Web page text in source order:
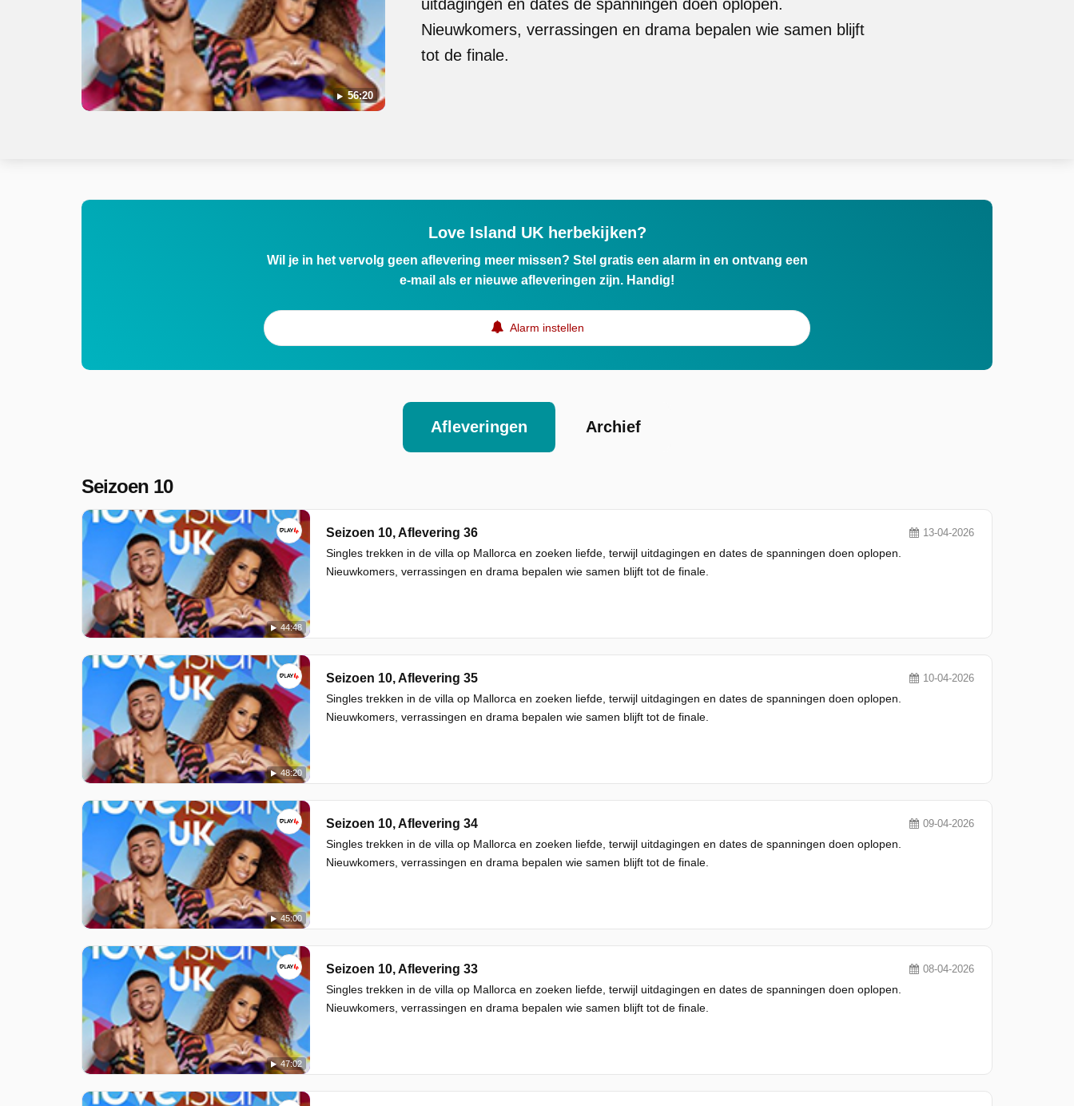
56:20
uitdagingen en dates de spanningen doen oplopen.
Nieuwkomers, verrassingen en drama bepalen wie samen blijft
tot de finale.
Love Island UK herbekijken?
Wil je in het vervolg geen aflevering meer missen? Stel gratis een alarm in en ontvang een
e-mail als er nieuwe afleveringen zijn. Handig!
Alarm instellen
Afleveringen Archief
Seizoen 10
44:48
Seizoen 10, Aflevering 36 13-04-2026
Singles trekken in de villa op Mallorca en zoeken liefde, terwijl uitdagingen en dates de spanningen doen oplopen.
Nieuwkomers, verrassingen en drama bepalen wie samen blijft tot de finale.
48:20
Seizoen 10, Aflevering 35 10-04-2026
Singles trekken in de villa op Mallorca en zoeken liefde, terwijl uitdagingen en dates de spanningen doen oplopen.
Nieuwkomers, verrassingen en drama bepalen wie samen blijft tot de finale.
45:00
Seizoen 10, Aflevering 34 09-04-2026
Singles trekken in de villa op Mallorca en zoeken liefde, terwijl uitdagingen en dates de spanningen doen oplopen.
Nieuwkomers, verrassingen en drama bepalen wie samen blijft tot de finale.
47:02
Seizoen 10, Aflevering 33 08-04-2026
Singles trekken in de villa op Mallorca en zoeken liefde, terwijl uitdagingen en dates de spanningen doen oplopen.
Nieuwkomers, verrassingen en drama bepalen wie samen blijft tot de finale.